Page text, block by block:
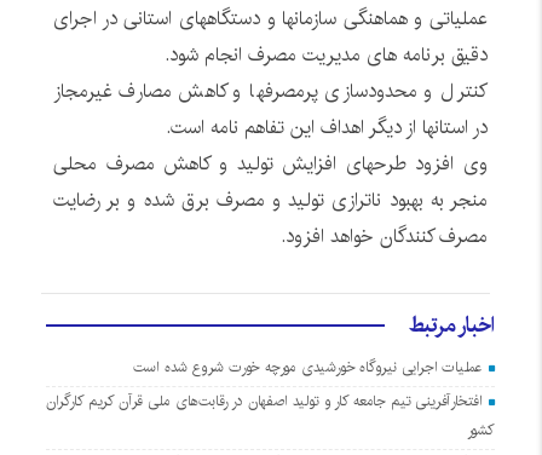
عملیاتی و هماهنگی سازمانها و دستگاههای استانی در اجرای
دقیق برنامه های مدیریت مصرف انجام شود.
کنترل و محدودسازی پرمصرفها و کاهش مصارف غیرمجاز
در استانها از دیگر اهداف این تفاهم نامه است.
وی افزود طرحهای افزایش تولید و کاهش مصرف محلی
منجر به بهبود ناترازی تولید و مصرف برق شده و بر رضایت
مصرف کنندگان خواهد افزود.
اخبار مرتبط
عملیات اجرایی نیروگاه خورشیدی مورچه خورت شروع شده است
افتخارآفرینی تیم جامعه کار و تولید اصفهان در رقابت‌های ملی قرآن کریم کارگران
کشور